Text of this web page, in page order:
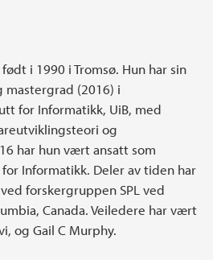
i 1990 i Tromsø. Hun har sin
mastergrad (2016) i
for Informatikk, UiB, med
og
har hun vært ansatt som
Informatikk. Deler av tiden har
forskergruppen SPL ved
Canada. Veiledere har vært
og Gail C Murphy.